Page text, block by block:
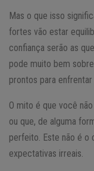
Mas o que isso
fortes vão estar
confiança serão as
pode muito bem
prontos para enfrentar
O mito é que você
ou que, de alguma
perfeito. Este não é o
expectativas irreais.